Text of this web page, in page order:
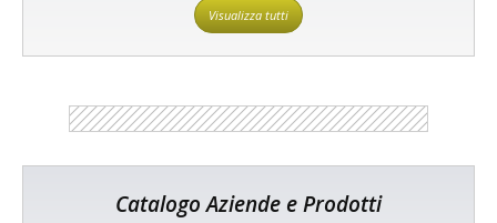
Visualizza tutti
Catalogo Aziende e Prodotti